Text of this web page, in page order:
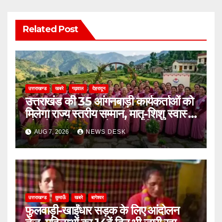
Related Post
उत्तराखण्ड खबरे गढ़वाल देहरादून
उत्तराखंड की 35 आंगनबाड़ी कार्यकर्ताओं को
मिलेगा राज्य स्तरीय सम्मान, मातृ-शिशु स्वास्थ्य
और पोषण में उत्कृष्ट सेवाओं का मिला पुरस्कार
AUG 7, 2026 NEWS DESK
उत्तराखण्ड कुमाऊँ खबरे बागेश्वर
फुलवाड़ी-खाईंधार सड़क के लिए आंदोलन